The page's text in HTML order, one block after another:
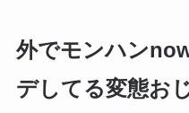
外でモンハン
デしてる変態お